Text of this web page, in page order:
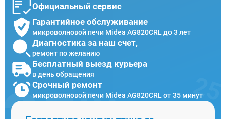
Официальный сервис
Гарантийное обслуживание
микроволновой печи Midea AG820CRL до 3 лет
Диагностика за наш счет,
ремонт по желанию
Бесплатный выезд курьера
в день обращения
Срочный ремонт
микроволновой печи Midea AG820CRL от 35 минут